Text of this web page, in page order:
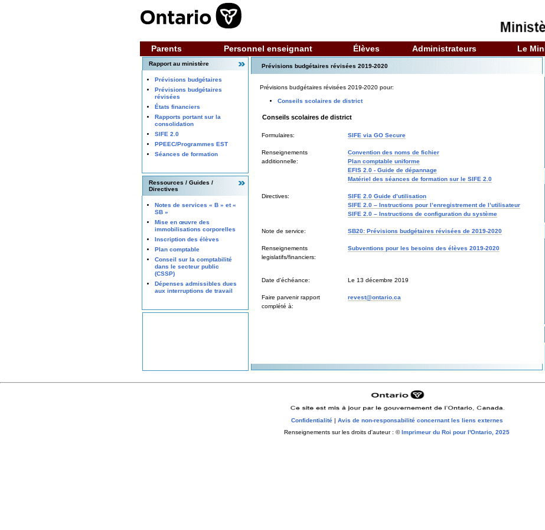
Parents Personnel enseignant Élèves Administrateurs Le
Rapport au ministère
Prévisions budgétaires
Prévisions budgétaires
révisées
États financiers
Rapports portant sur la
consolidation
SIFE 2.0
PPEEC/Programmes EST
Séances de formation
Ressources / Guides /
Directives
Notes de services « B » et «
SB »
Mise en œuvre des
immobilisations corporelles
Inscription des élèves
Plan comptable
Conseil sur la comptabilité
dans le secteur public
(CSSP)
Dépenses admissibles dues
aux interruptions de travail
Prévisions budgétaires révisées 2019-2020
Prévisions budgétaires révisées 2019-2020 pour:
Conseils scolaires de district
Conseils scolaires de district
Formulaires: SIFE via GO Secure
Renseignements
additionnelle:
Convention des noms de fichier
Plan comptable uniforme
EFIS 2.0 - Guide de dépannage
Matériel des séances de formation sur le SIFE 2.0
Directives:
SIFE 2.0 Guide d’utilisation
SIFE 2.0 – Instructions pour l’enregistrement de l’utilisateur
SIFE 2.0 – Instructions de configuration du système
Note de service: SB20: Prévisions budgétaires révisées de 2019-2020
Renseignements
legislatifs/financiers:
Subventions pour les besoins des élèves 2019-2020
Date d'échéance: Le 13 décembre 2019
Faire parvenir rapport
complété à:
revest@ontario.ca
Confidentialité| Avis de non-responsabilité concernant les liens externes
Renseignements sur les droits d'auteur : ©Imprimeur du Roi pour l'Ontario, 2025